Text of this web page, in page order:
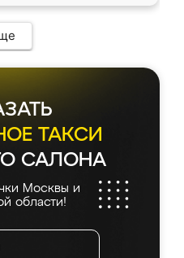
ТАКСИ
САЛОНА
Москвы и
области!